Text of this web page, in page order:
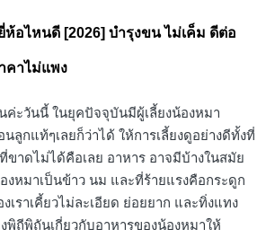
ห้อไหนดี [2026] บำรุงขน ไม่เค็ม ดีต่อ
คาไม่แพง
ค่ะวันนี้ ในยุคปัจจุบันมีผู้เลี้ยงน้องหมา
ลูกแท้ๆเลยก็ว่าได้ ให้การเลี้ยงดูอย่างดีทั้งที่
ขาดไม่ได้คือเลย อาหาร อาจมีบ้างในสมัย
งหมาเป็นข้าว นม และที่ร้ายแรงคือกระดูก
เราเคี้ยวไม่ละเอียด ย่อยยาก และทิ่งแทง
พิถีพิถันเกี่ยวกับอาหารของน้องหมาให้